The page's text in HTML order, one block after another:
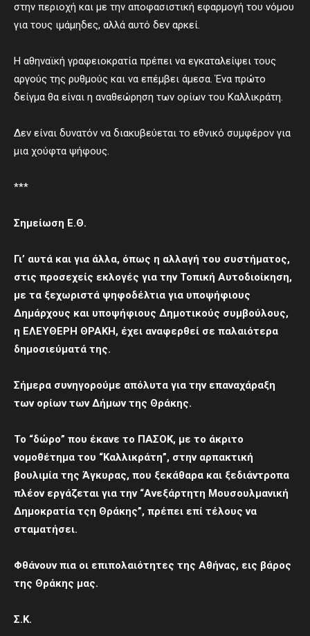
στην περιοχή και με την αποφασιστική εφαρμογή του νόμου
για τους ιμάμηδες, αλλά αυτό δεν αρκεί.
Η αθηναϊκή γραφειοκρατία πρέπει να εγκαταλείψει τους
αργούς της ρυθμούς και να επέμβει άμεσα. Ένα πρώτο
δείγμα θα είναι η αναθεώρηση των ορίων του Καλλικράτη.
Δεν είναι δυνατόν να διακυβεύεται το εθνικό συμφέρον για
μια χούφτα ψήφους.
***
Σημείωση Ε.Θ.
Γι’ αυτά και για άλλα, όπως η αλλαγή του συστήματος,
στις προσεχείς εκλογές για την Τοπική Αυτοδιοίκηση,
με τα ξεχωριστά ψηφοδέλτια για υποψήφιους
Δημάρχους και υποψήφιους Δημοτικούς συμβούλους,
η ΕΛΕΥΘΕΡΗ ΘΡΑΚΗ, έχει αναφερθεί σε παλαιότερα
δημοσιεύματά της.
Σήμερα συνηγορούμε απόλυτα για την επαναχάραξη
των ορίων των Δήμων της Θράκης.
Το “δώρο” που έκανε το ΠΑΣΟΚ, με το άκριτο
νομοθέτημα του “Καλλικράτη”, στην αρπακτική
βουλιμία της Άγκυρας, που ξεκάθαρα και ξεδιάντροπα
πλέον εργάζεται για την “Ανεξάρτητη Μουσουλμανική
Δημοκρατία τςη Θράκης”, πρέπει επί τέλους να
σταματήσει.
Φθάνουν πια οι επιπολαιότητες της Αθήνας, εις βάρος
της Θράκης μας.
Σ.Κ.